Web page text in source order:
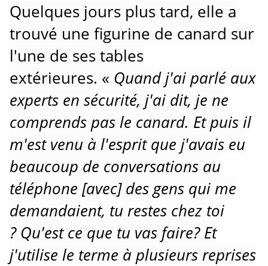
Quelques jours plus tard, elle a
trouvé une figurine de canard sur
l'une de ses tables
extérieures. « Quand j'ai parlé aux
experts en sécurité, j'ai dit, je ne
comprends pas le canard. Et puis il
m'est venu à l'esprit que j'avais eu
beaucoup de conversations au
téléphone [avec] des gens qui me
demandaient, tu restes chez toi
? Qu'est ce que tu vas faire?Et
j'utilise le terme à plusieurs reprises